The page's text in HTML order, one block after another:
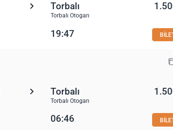
Torbalı
Torbalı Otogarı
19:47
Torbalı
Torbalı Otogarı
06:46